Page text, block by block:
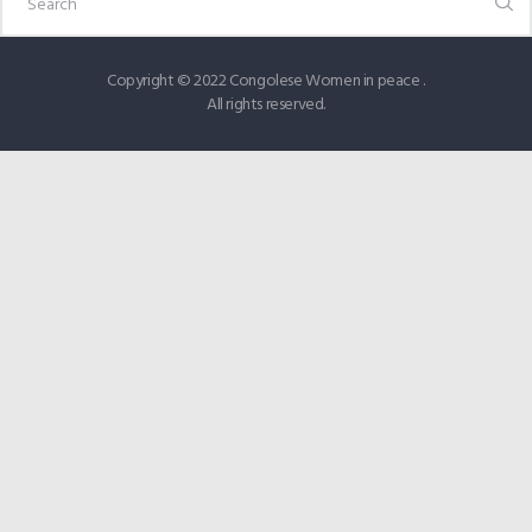
Copyright © 2022 Congolese Women in peace .
All rights reserved.